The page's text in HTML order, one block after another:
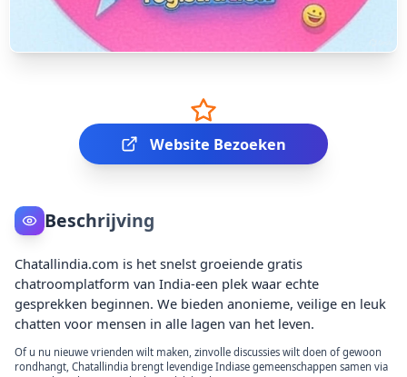
Website Bezoeken
Beschrijving
Chatallindia.com is het snelst groeiende gratis
chatroomplatform van India-een plek waar echte
gesprekken beginnen. We bieden anonieme, veilige en leuk
chatten voor mensen in alle lagen van het leven.
Of u nu nieuwe vrienden wilt maken, zinvolle discussies wilt doen of gewoon
rondhangt, Chatallindia brengt levendige Indiase gemeenschappen samen via